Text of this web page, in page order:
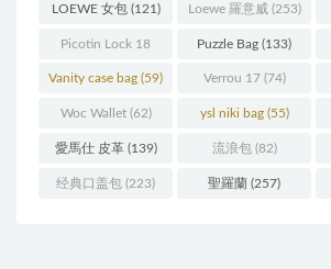
LOEWE 女包(121) Loewe 羅意威(253)
Picotin Lock 18
(202)
Puzzle Bag (133)
Vanity case bag (59) Verrou 17(74)
Woc Wallet(62) ysl niki bag(55)
愛馬仕 皮革(139) 流浪包(82)
经典口盖包 (223) 聖羅蘭 (257)